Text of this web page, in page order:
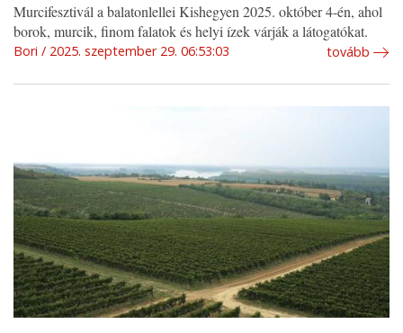
Murcifesztivál a balatonlellei Kishegyen 2025. október 4-én, ahol
borok, murcik, finom falatok és helyi ízek várják a látogatókat.
Bori 2025. szeptember 29. 06:53:03 tovább